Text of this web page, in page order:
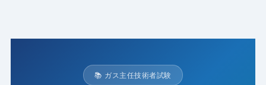
📚 ガス主任技術者試験